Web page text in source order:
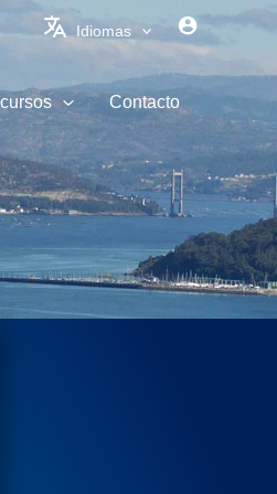
Idiomas
Contacto